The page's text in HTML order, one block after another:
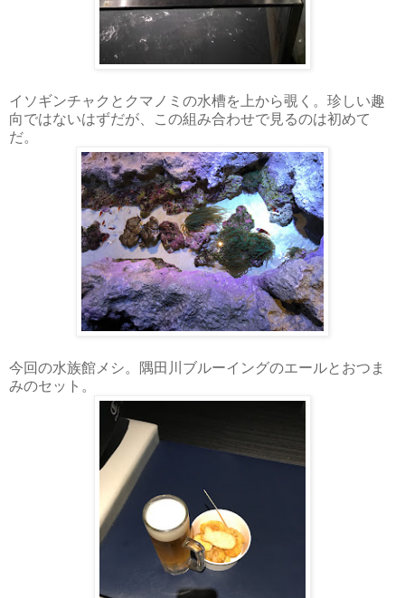
イソギンチャクとクマノミの水槽を上から覗く。珍しい趣
向ではないはずだが、この組み合わせで見るのは初めて
だ。
今回の水族館メシ。隅田川ブルーイングのエールとおつま
みのセット。